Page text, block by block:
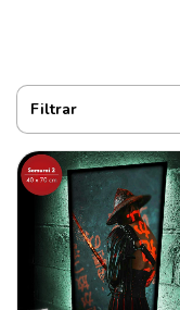
Filtrar